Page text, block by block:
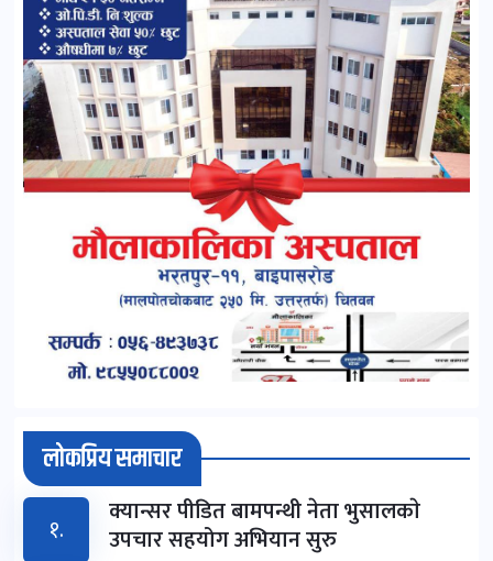
लोकप्रिय समाचार
१. क्यान्सर पीडित बामपन्थी नेता भुसालकाे
उपचार सहयोग अभियान सुरु